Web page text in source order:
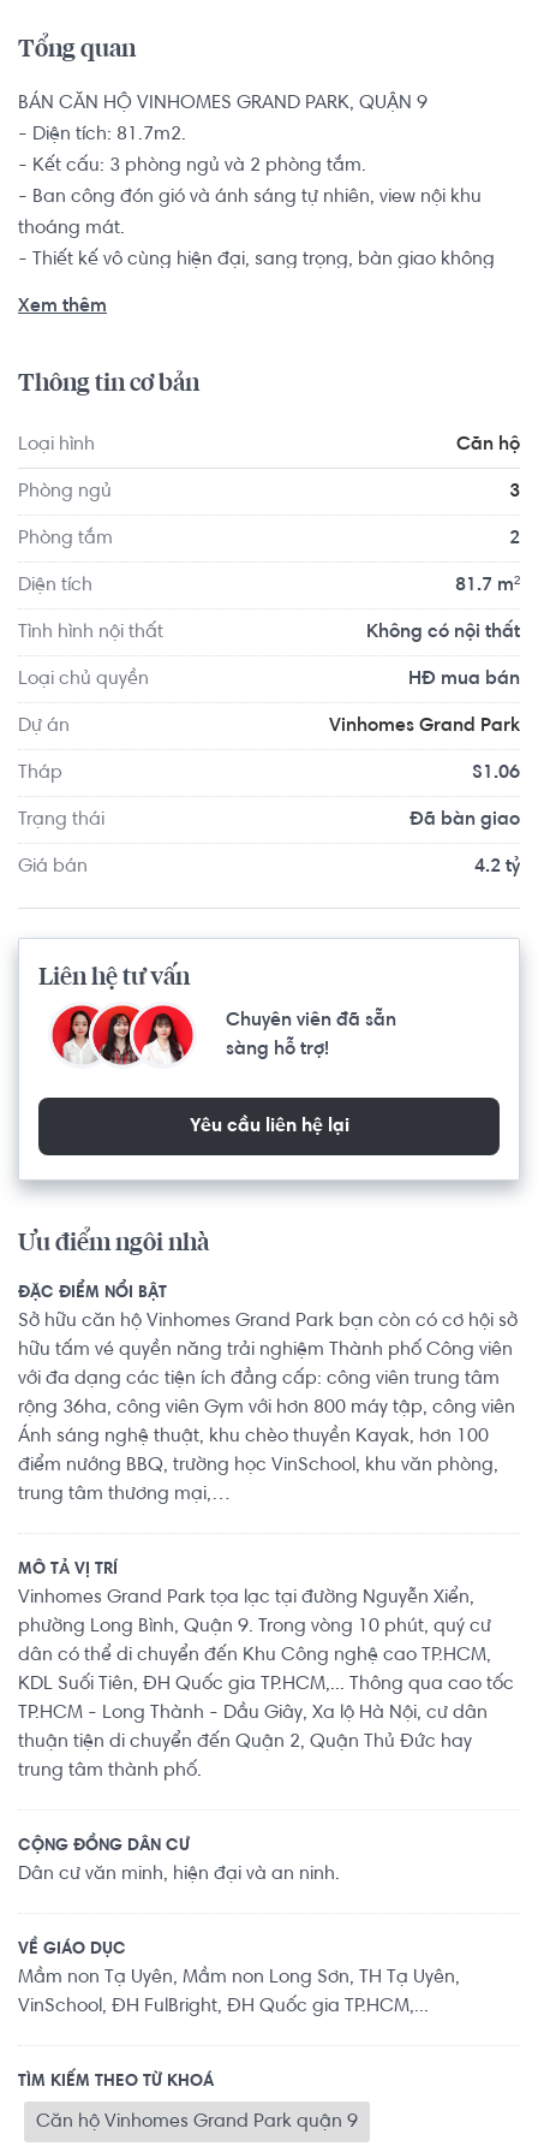
Tổng quan
BÁN CĂN HỘ VINHOMES GRAND PARK, QUẬN 9
- Diện tích: 81.7m2.
- Kết cấu: 3 phòng ngủ và 2 phòng tắm.
- Ban công đón gió và ánh sáng tự nhiên, view nội khu
thoáng mát.
- Thiết kế vô cùng hiện đại, sang trọng, bàn giao không
tìm nơi an cư tại khu vực quận 9 để thuận tiện học tập và
xếp thêm nội thất và không gian sống tùy thuộc vào sở
thích và nhu cầu của mình.
Sở hữu căn hộ Vinhomes Grand Park bạn còn có cơ hội sở
hữu tấm vé quyền năng trải nghiệm Thành phố Công viên
rộng 36ha, công viên Gym với hơn 800 máy tập, công viên
Ánh sáng nghệ thuật, khu chèo thuyền Kayak, hơn 100
trung tâm thương mại,…
Xem thêm
Thông tin cơ bản
Loại hình Căn hộ
Phòng ngủ 3
Phòng tắm 2
Diện tích 81.7 m²
Tình hình nội thất Không có nội thất
Loại chủ quyền HĐ mua bán
Dự án Vinhomes Grand Park
Tháp S1.06
Trạng thái Đã bàn giao
Giá bán 4.2 tỷ
Liên hệ tư vấn
Chuyên viên đã sẵn
sàng hỗ trợ!
Yêu cầu liên hệ lại
Ưu điểm ngôi nhà
ĐẶC ĐIỂM NỔI BẬT
Sở hữu căn hộ Vinhomes Grand Park bạn còn có cơ hội sở
hữu tấm vé quyền năng trải nghiệm Thành phố Công viên
với đa dạng các tiện ích đẳng cấp: công viên trung tâm
rộng 36ha, công viên Gym với hơn 800 máy tập, công viên
Ánh sáng nghệ thuật, khu chèo thuyền Kayak, hơn 100
điểm nướng BBQ, trường học VinSchool, khu văn phòng,
trung tâm thương mại,…
MÔ TẢ VỊ TRÍ
Vinhomes Grand Park tọa lạc tại đường Nguyễn Xiển,
phường Long Bình, Quận 9. Trong vòng 10 phút, quý cư
dân có thể di chuyển đến Khu Công nghệ cao TP.HCM,
KDL Suối Tiên, ĐH Quốc gia TP.HCM,... Thông qua cao tốc
TP.HCM - Long Thành - Dầu Giây, Xa lộ Hà Nội, cư dân
thuận tiện di chuyển đến Quận 2, Quận Thủ Đức hay
trung tâm thành phố.
CỘNG ĐỒNG DÂN CƯ
Dân cư văn minh, hiện đại và an ninh.
VỀ GIÁO DỤC
Mầm non Tạ Uyên, Mầm non Long Sơn, TH Tạ Uyên,
VinSchool, ĐH FulBright, ĐH Quốc gia TP.HCM,...
TÌM KIẾM THEO TỪ KHOÁ
Căn hộ Vinhomes Grand Park quận 9